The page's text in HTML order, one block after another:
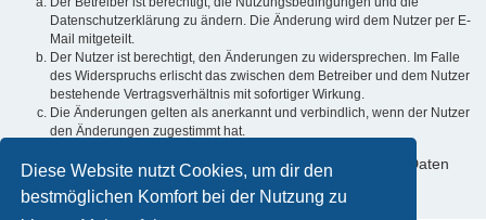
Diese Website nutzt Cookies, um dir den
bestmöglichen Komfort bei der Nutzung zu
Datenschutzerklärung zu ändern. Die Änderung wird dem Nutzer per E-
Mail mitgeteilt.
Der Nutzer ist berechtigt, den Änderungen zu widersprechen. Im Falle
des Widerspruchs erlischt das zwischen dem Betreiber und dem Nutzer
bestehende Vertragsverhältnis mit sofortiger Wirkung.
Die Änderungen gelten als anerkannt und verbindlich, wenn der Nutzer
den Änderungen zugestimmt hat.
Informationen über den Umgang mit deinen persönlichen Daten
sind in der Datenschutzerklärung enthalten.